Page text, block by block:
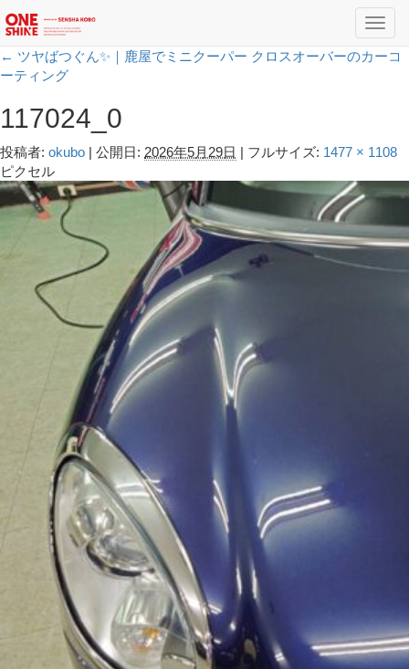
← ツヤばつぐん✨｜鹿屋でミニクーパー クロスオーバーのカーコ
ーティング
117024_0
投稿者: okubo | 公開日: 2026年5月29日 | フルサイズ: 1477 × 1108
ピクセル